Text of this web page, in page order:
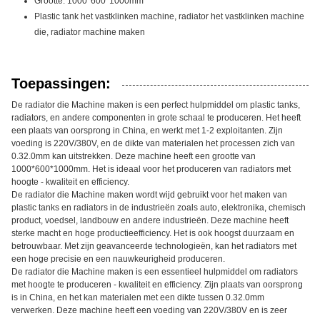
Plastic tank het vastklinken machine, radiator het vastklinken machine
die, radiator machine maken
Toepassingen:
De radiator die Machine maken is een perfect hulpmiddel om plastic tanks,
radiators, en andere componenten in grote schaal te produceren. Het heeft
een plaats van oorsprong in China, en werkt met 1-2 exploitanten. Zijn
voeding is 220V/380V, en de dikte van materialen het processen zich van
0.32.0mm kan uitstrekken. Deze machine heeft een grootte van
1000*600*1000mm. Het is ideaal voor het produceren van radiators met
hoogte - kwaliteit en efficiency.
De radiator die Machine maken wordt wijd gebruikt voor het maken van
plastic tanks en radiators in de industrieën zoals auto, elektronika, chemisch
product, voedsel, landbouw en andere industrieën. Deze machine heeft
sterke macht en hoge productieefficiency. Het is ook hoogst duurzaam en
betrouwbaar. Met zijn geavanceerde technologieën, kan het radiators met
een hoge precisie en een nauwkeurigheid produceren.
De radiator die Machine maken is een essentieel hulpmiddel om radiators
met hoogte te produceren - kwaliteit en efficiency. Zijn plaats van oorsprong
is in China, en het kan materialen met een dikte tussen 0.32.0mm
verwerken. Deze machine heeft een voeding van 220V/380V en is zeer